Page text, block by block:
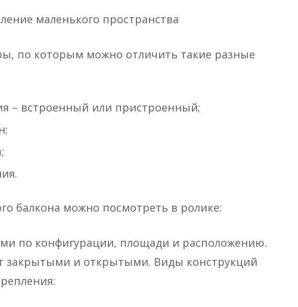
маленького пространства
по которым можно отличить такие разные
– встроенный или пристроенный;
балкона можно посмотреть в ролике:
по конфигурации, площади и расположению.
закрытыми и открытыми. Виды конструкций